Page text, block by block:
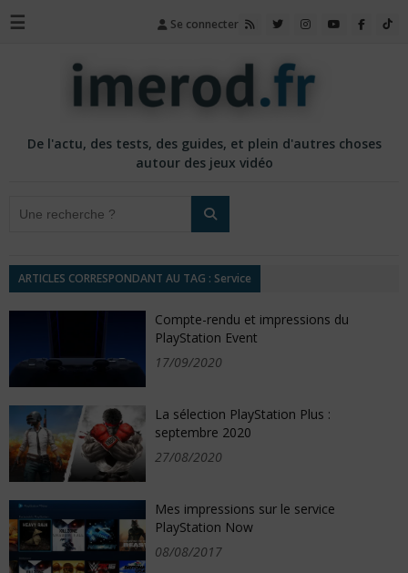
☰ Se connecter
De l'actu, des tests, des guides, et plein d'autres choses
autour des jeux vidéo
ARTICLES CORRESPONDANT AU TAG : Service
Compte-rendu et impressions du
PlayStation Event
17/09/2020
La sélection PlayStation Plus :
septembre 2020
27/08/2020
Mes impressions sur le service
PlayStation Now
08/08/2017